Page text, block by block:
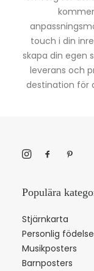
touch i din
skapa din egen
leverans och
destination för
Populära
Stjärnkarta
Personlig
Musikposters
Barnposters